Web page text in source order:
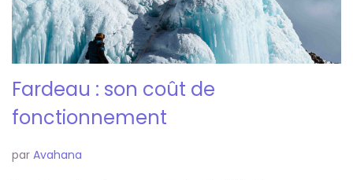
Fardeau : son coût de
fonctionnement
par Avahana